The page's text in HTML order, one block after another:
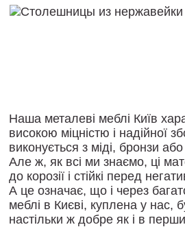
Наша металеві меблі Київ
високою міцністю і надійної
виконується з міді, бронзи або
Але ж, як всі ми знаємо, ці
до корозії і стійкі перед
А це означає, що і через
меблі в Києві, куплена у нас,
настільки ж добре як і в